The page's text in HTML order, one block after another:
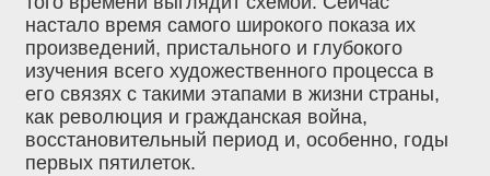
настало время самого широкого показа их
произведений, пристального и глубокого
изучения всего художественного процесса в
его связях с такими этапами в жизни страны,
как революция и гражданская война,
восстановительный период и, особенно, годы
первых пятилеток.